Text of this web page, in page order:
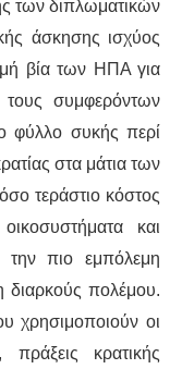
των διπλωματικών
άσκησης ισχύος
βία των ΗΠΑ για
συμφερόντων
φύλλο συκής περί
στα μάτια των
τεράστιο κόστος
και
την πιο εμπόλεμη
διαρκούς πολέμου.
χρησιμοποιούν οι
κρατικής